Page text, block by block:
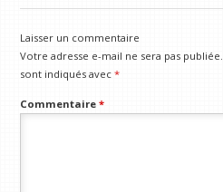
Laisser un commentaire
Votre adresse e-mail ne sera pas publiée.
sont indiqués avec*
Commentaire*